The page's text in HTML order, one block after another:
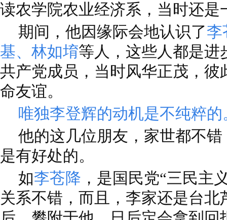
读农学院农业经济系，当时还是
期间，他因缘际会地认识了李
基、林如堉等人，这些人都是进
共产党成员，当时风华正茂，彼
命友谊。
唯独李登辉的动机是不纯粹的
他的这几位朋友，家世都不
是有好处的。
如李苍降 ，是国民党“三民主
关系不错，而且，李家还是台